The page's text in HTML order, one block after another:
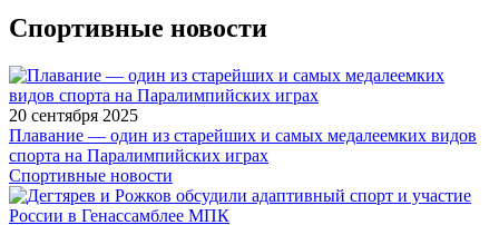
Спортивные новости
20 сентября 2025
Плавание — один из старейших и самых медалеемких видов
спорта на Паралимпийских играх
Спортивные новости